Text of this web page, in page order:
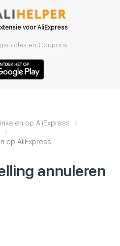
voor AliExpress
en Coupons
op AliExpress
op AliExpress
annuleren